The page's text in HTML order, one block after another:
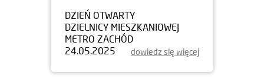
DZIEŃ OTWARTY
DZIELNICY MIESZKANIOWEJ
METRO ZACHÓD
24.05.2025
dowiedz się więcej